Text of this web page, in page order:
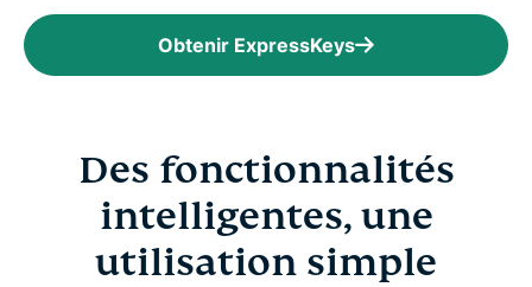
Obtenir ExpressKeys
Des fonctionnalités
intelligentes, une
utilisation simple